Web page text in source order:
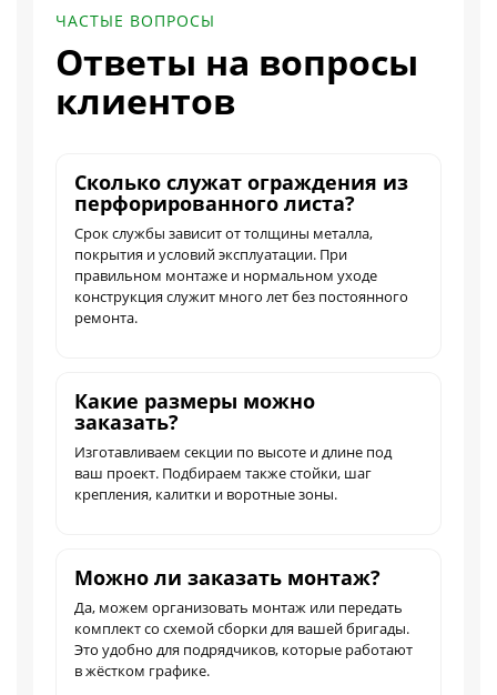
ЧАСТЫЕ ВОПРОСЫ
Ответы на вопросы
клиентов
Сколько служат ограждения из
перфорированного листа?
Срок службы зависит от толщины металла,
покрытия и условий эксплуатации. При
правильном монтаже и нормальном уходе
конструкция служит много лет без постоянного
ремонта.
Какие размеры можно
заказать?
Изготавливаем секции по высоте и длине под
ваш проект. Подбираем также стойки, шаг
крепления, калитки и воротные зоны.
Можно ли заказать монтаж?
Да, можем организовать монтаж или передать
комплект со схемой сборки для вашей бригады.
Это удобно для подрядчиков, которые работают
в жёстком графике.